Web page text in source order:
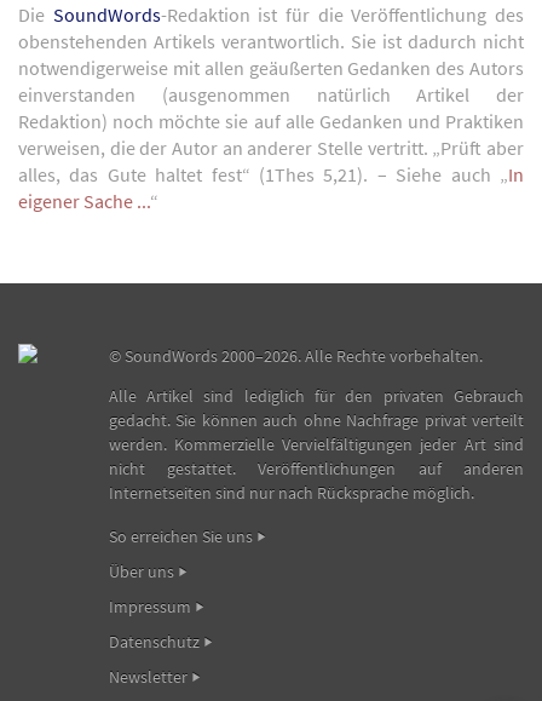
Die SoundWords-Redaktion ist für die Veröffentlichung des
obenstehenden Artikels verantwortlich. Sie ist dadurch nicht
notwendigerweise mit allen geäußerten Gedanken des Autors
einverstanden (ausgenommen natürlich Artikel der
Redaktion) noch möchte sie auf alle Gedanken und Praktiken
verweisen, die der Autor an anderer Stelle vertritt. „Prüft aber
alles, das Gute haltet fest“ (1Thes 5,21). – Siehe auch „In
eigener Sache ...“
©SoundWords2000–2026. Alle Rechte vorbehalten.
Alle Artikel sind lediglich für den privaten Gebrauch
gedacht. Sie können auch ohne Nachfrage privat verteilt
werden. Kommerzielle Vervielfältigungen jeder Art sind
nicht gestattet. Veröffentlichungen auf anderen
Internetseiten sind nur nach Rücksprache möglich.
So erreichen Sie uns
Über uns
Impressum
Datenschutz
Newsletter